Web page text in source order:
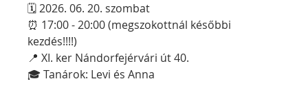
🗓 2026. 06. 20. szombat
⏰ 17:00 - 20:00 (megszokottnál későbbi
kezdés!!!!)
📍 XI. ker Nándorfejérvári út 40.
🎓 Tanárok: Levi és Anna